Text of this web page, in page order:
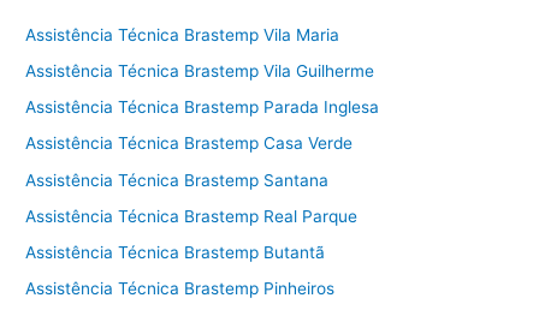
Assistência Técnica Brastemp Vila Maria
Assistência Técnica Brastemp Vila Guilherme
Assistência Técnica Brastemp Parada Inglesa
Assistência Técnica Brastemp Casa Verde
Assistência Técnica Brastemp Santana
Assistência Técnica Brastemp Real Parque
Assistência Técnica Brastemp Butantã
Assistência Técnica Brastemp Pinheiros